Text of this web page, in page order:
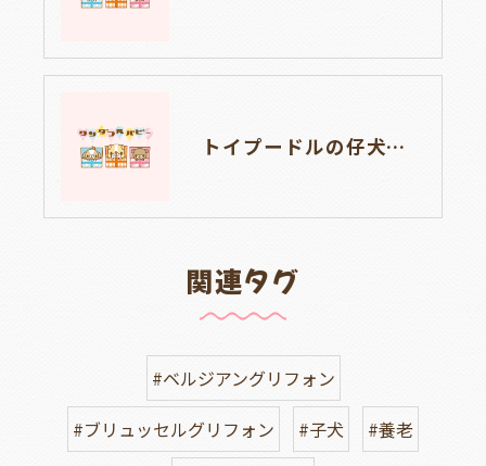
トイプードルの仔犬のお目目があいたよ👀🐶岐阜県養老町のブリーダーワンダフルパピーです。
関連タグ
#ベルジアングリフォン
#ブリュッセルグリフォン
#子犬
#養老